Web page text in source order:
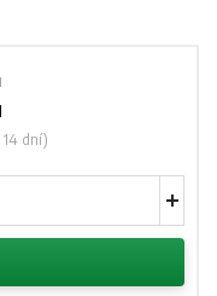
dní)